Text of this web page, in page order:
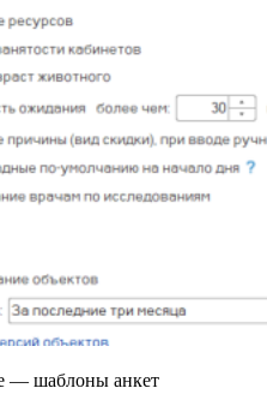
— шаблоны анкет